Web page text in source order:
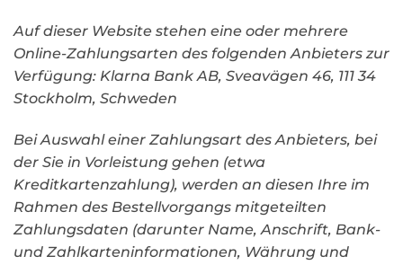
Auf dieser Website stehen eine oder mehrere
Online-Zahlungsarten des folgenden Anbieters zur
Verfügung: Klarna Bank AB, Sveavägen 46, 111 34
Stockholm, Schweden
Bei Auswahl einer Zahlungsart des Anbieters, bei
der Sie in Vorleistung gehen (etwa
Kreditkartenzahlung), werden an diesen Ihre im
Rahmen des Bestellvorgangs mitgeteilten
Zahlungsdaten (darunter Name, Anschrift, Bank-
und Zahlkarteninformationen, Währung und